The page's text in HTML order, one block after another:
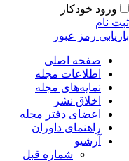
ورود خودکار
نام
رمز عبور
صفحه اصلی
اطلاعات مجله
نمایه‌های مجله
اخلاق نشر
اعضای دفتر مجله
راهنمای داوران
آرشیو
شماره قبل